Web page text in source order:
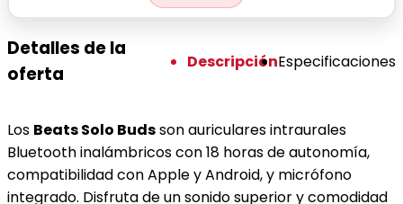
Detalles de la
oferta
DescripciónEspecificaciones
Los Beats Solo Budsson auriculares intraurales
Bluetooth inalámbricos con 18 horas de autonomía,
compatibilidad con Apple y Android, y micrófono
integrado. Disfruta de un sonido superior y comodidad